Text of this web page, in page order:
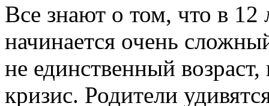
Все знают о том, что в 12
начинается очень
не единственный
кризис. Родители